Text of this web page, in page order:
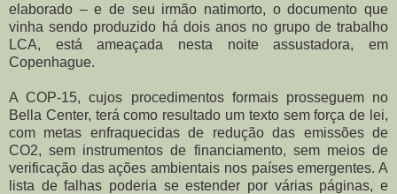
elaborado – e de seu irmão natimorto, o documento que
vinha sendo produzido há dois anos no grupo de trabalho
LCA, está ameaçada nesta noite assustadora, em
Copenhague.
A COP-15, cujos procedimentos formais prosseguem no
Bella Center, terá como resultado um texto sem força de lei,
com metas enfraquecidas de redução das emissões de
CO2, sem instrumentos de financiamento, sem meios de
verificação das ações ambientais nos países emergentes. A
lista de falhas poderia se estender por várias páginas, e